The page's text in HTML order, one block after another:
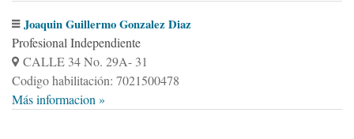
Joaquin Guillermo Gonzalez Diaz
Profesional Independiente
CALLE 34 No. 29A- 31
Codigo habilitación: 7021500478
Más informacion »